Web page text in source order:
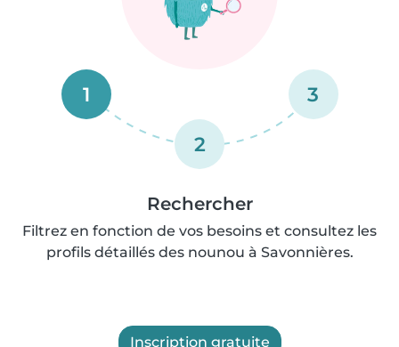
1
2
3
Rechercher
Filtrez en fonction de vos besoins et consultez les
profils détaillés des nounou à Savonnières.
Inscription gratuite